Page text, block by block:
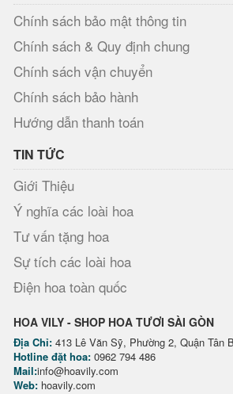
Chính sách bảo mật thông tin
Chính sách & Quy định chung
Chính sách vận chuyển
Chính sách bảo hành
Hướng dẫn thanh toán
TIN TỨC
Giới Thiệu
Ý nghĩa các loài hoa
Tư vấn tặng hoa
Sự tích các loài hoa
Điện hoa toàn quốc
HOA VILY - SHOP HOA TƯƠI SÀI GÒN
Địa Chỉ: 413 Lê Văn Sỹ, Phường 2, Quận Tân
Hotline đặt hoa: 0962 794 486
Mail:info@hoavily.com
Web: hoavily.com